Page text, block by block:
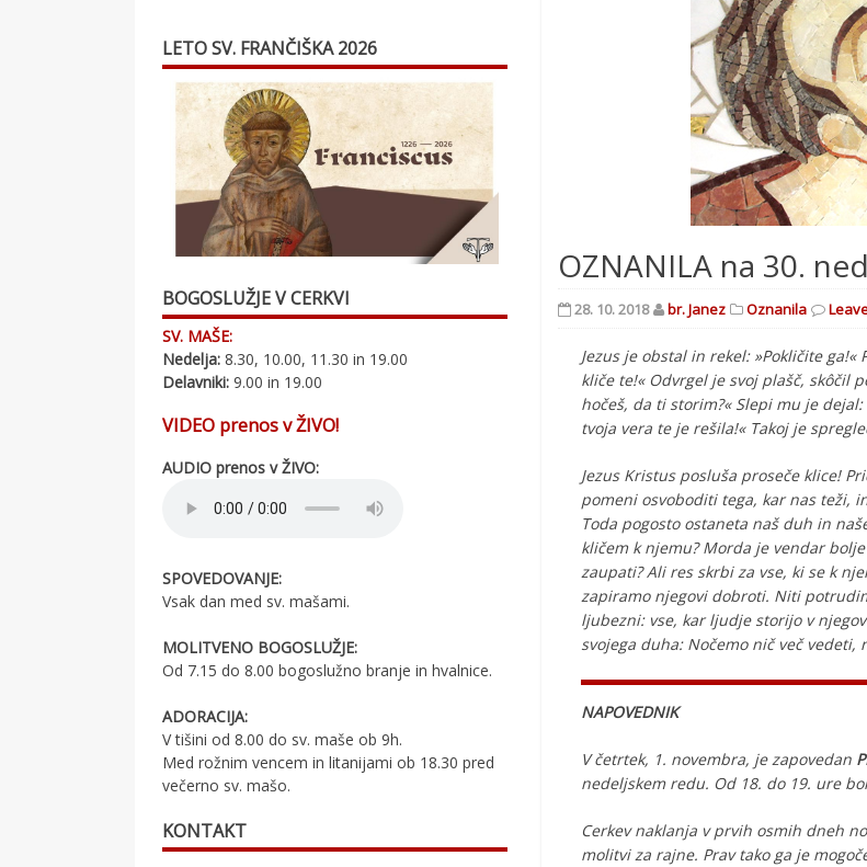
OZNANILA na 30.
28. 10. 2018 br. Janez Oznanila
Jezus je obstal in rekel: »Pokličite
kliče te!« Odvrgel je svoj plašč, skôčil
hočeš, da ti storim?« Slepi mu je
tvoja vera te je rešila!« Takoj je
Jezus Kristus posluša proseče klice!
pomeni osvoboditi tega, kar nas teži,
Toda pogosto ostaneta naš duh in
kličem k njemu? Morda je vendar
zaupati? Ali res skrbi za vse, ki se k
zapiramo njegovi dobroti. Niti
ljubezni: vse, kar ljudje storijo v
svojega duha: Nočemo nič več vedeti,
NAPOVEDNIK
V četrtek, 1. novembra, je zapovedan
nedeljskem redu. Od 18. do 19. ure
Cerkev naklanja v prvih osmih dneh
molitvi za rajne. Prav tako ga je
LETO SV. FRANČIŠKA 2026
BOGOSLUŽJE V CERKVI
SV. MAŠE:
Nedelja: 8.30, 10.00, 11.30 in 19.00
Delavniki: 9.00 in 19.00
VIDEO prenos v ŽIVO!
AUDIO prenos v ŽIVO:
SPOVEDOVANJE:
Vsak dan med sv. mašami.
MOLITVENO BOGOSLUŽJE:
Od 7.15 do 8.00 bogoslužno branje in hvalnice.
ADORACIJA:
V tišini od 8.00 do sv. maše ob 9h.
Med rožnim vencem in litanijami ob 18.30 pred
večerno sv. mašo.
KONTAKT